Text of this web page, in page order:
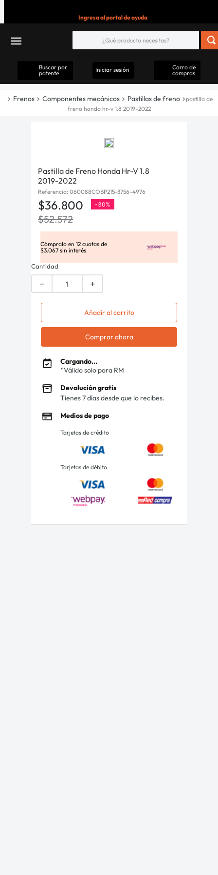
Ingresa al portal de ayuda
Buscar por
patente
Iniciar sesión
Carro de
compras
Frenos Componentes mecánicos Pastillas de freno
pastilla de
freno honda hr-v 1.8 2019-2022
Pastilla de Freno Honda Hr-V 1.8
2019-2022
Referencia: 060088COBP215-3756-4976
$36.800 -30%
$52.572
Cómpralo en 12 cuotas de
$3.067 sin interés
Cantidad
＋
－
Añadir al carrito
Comprar ahora
Cargando...
*Válido solo para RM
Devolución gratis
Tienes 7 días desde que lo recibes.
Medios de pago
Tarjetas de crédito
Tarjetas de débito